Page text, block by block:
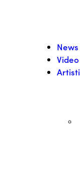
News
Video
Artisti